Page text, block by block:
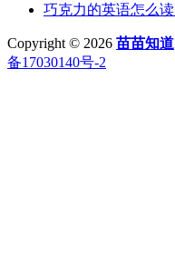
巧克力的英语怎么读
Copyright © 2026 苗苗知道
备17030140号-2